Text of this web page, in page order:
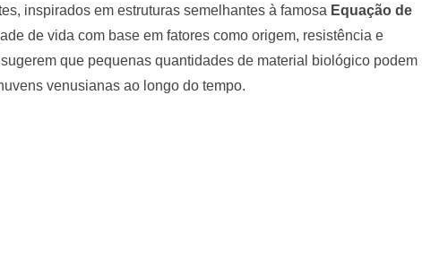
inspirados em estruturas semelhantes à famosa Equação de
de vida com base em fatores como origem, resistência e
que pequenas quantidades de material biológico podem
venusianas ao longo do tempo.